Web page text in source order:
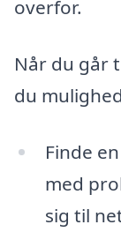
overfor.
Når du går
du
Finde
med
sig til